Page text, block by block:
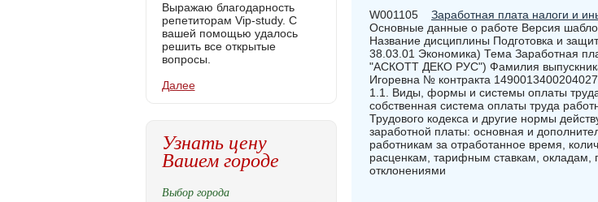
W001105 Заработная плата налоги и
Основные данные о работе Версия
Название дисциплины Подготовка и
38.03.01 Экономика) Тема Заработная
"АСКОТТ ДЕКО РУС") Фамилия
Игоревна № контракта
1.1. Виды, формы и системы оплаты
собственная система оплаты труда
Трудового кодекса и другие нормы
заработной платы: основная и
работникам за отработанное время,
расценкам, тарифным ставкам,
отклонениями
Выражаю благодарность
репетиторам Vip-study. С
вашей помощью удалось
решить все открытые
вопросы.
Далее
Узнать цену
Вашем городе
Выбор города